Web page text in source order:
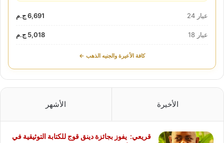
عيار 24 6,691 ج.م
عيار 18 5,018 ج.م
كافة الأعيرة والجنيه الذهب ←
الأخيرة الأشهر
قريعي: يفوز بجائزة دينق قوج للكتابة التوثيقية في